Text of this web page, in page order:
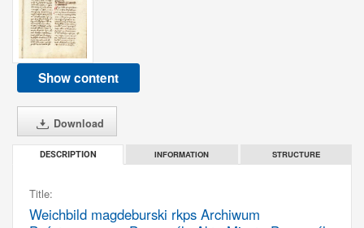
Show content
Download
DESCRIPTION INFORMATION STRUCTURE
Title:
Weichbild magdeburski rkps Archiwum